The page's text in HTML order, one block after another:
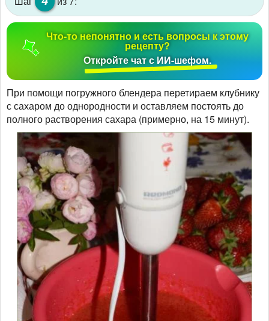
Что-то непонятно и есть вопросы к этому
рецепту?
Откройте чат с ИИ-шефом.
При помощи погружного блендера перетираем клубнику
с сахаром до однородности и оставляем постоять до
полного растворения сахара (примерно, на 15 минут).